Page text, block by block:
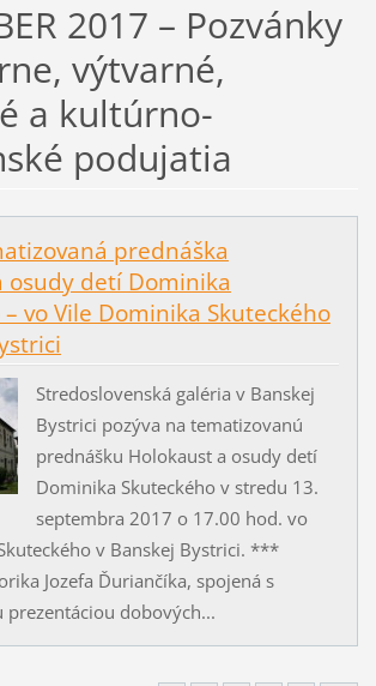
2017 – Pozvánky
výtvarné,
a kultúrno-
podujatia
prednáška
osudy detí Dominika
vo Vile Dominika Skuteckého
Stredoslovenská galéria v Banskej
Bystrici pozýva na tematizovanú
prednášku Holokaust a osudy detí
Dominika Skuteckého v stredu 13.
septembra 2017 o 17.00 hod. vo
v Banskej Bystrici. ***
Jozefa Ďuriančíka, spojená s
dobových...